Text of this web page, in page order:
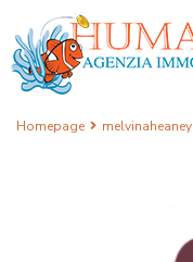
Homepage melvinaheaney